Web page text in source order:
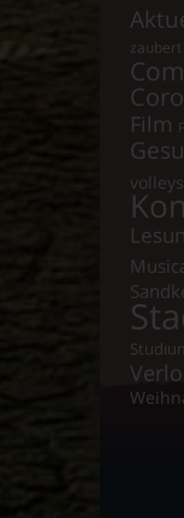
zaubert
Film
volleys